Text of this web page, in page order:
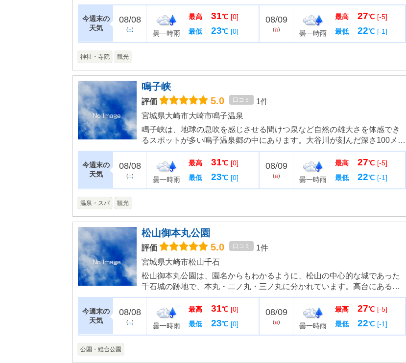
けさま」の名で知られ、昔から漁業で栄えた石巻方面の漁師の信仰が厚
く、一般の方には家内安全や商売繁盛、安産祈...
今週末の
天気
08/08
(土) 曇一時雨
最高 31℃ [0]
最低
23℃ [0]
08/09
( 日) 曇一時雨
最高 27℃ [-5]
最低
22℃ [-1]
神社・寺院 観光
鳴子峡
評価 5.0 口コミ
1件
宮城県大崎市大崎市鳴子温泉
鳴子峡は、地球の息吹を感じさせる間けつ泉など自然の雄大さを体感でき
るスポットが多い鳴子温泉郷の中にあります。大谷川が刻んだ深さ100メー
トルに及ぶV字型の大峡谷は春は新緑、秋は紅葉におおわれます。とくに紅
葉美は第一級といわれるほどです。川沿...
今週末の
天気
08/08
(土) 曇一時雨
最高 31℃ [0]
最低
23℃ [0]
08/09
( 日) 曇一時雨
最高 27℃ [-5]
最低
22℃ [-1]
温泉・スパ 観光
松山御本丸公園
評価 5.0 口コミ
1件
宮城県大崎市松山千石
松山御本丸公園は、園名からもわかるように、松山の中心的な城であった
千石城の跡地で、本丸・二ノ丸・三ノ丸に分かれています。高台にあるた
め、大崎平野を一望でき眺望の良い場所です。三ノ丸は、明治100年を記念
して整備され、現在は「コスモス園」で、...
今週末の
天気
08/08
(土) 曇一時雨
最高 31℃ [0]
最低
23℃ [0]
08/09
( 日) 曇一時雨
最高 27℃ [-5]
最低
22℃ [-1]
公園・総合公園